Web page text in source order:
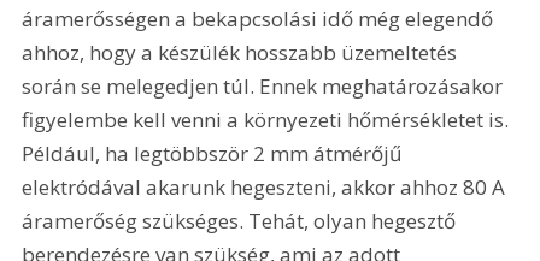
áramerősségen a bekapcsolási idő még elegendő
ahhoz, hogy a készülék hosszabb üzemeltetés
során se melegedjen túl. Ennek meghatározásakor
figyelembe kell venni a környezeti hőmérsékletet is.
Például, ha legtöbbször 2 mm átmérőjű
elektródával akarunk hegeszteni, akkor ahhoz 80 A
áramerőség szükséges. Tehát, olyan hegesztő
berendezésre van szükség, ami az adott